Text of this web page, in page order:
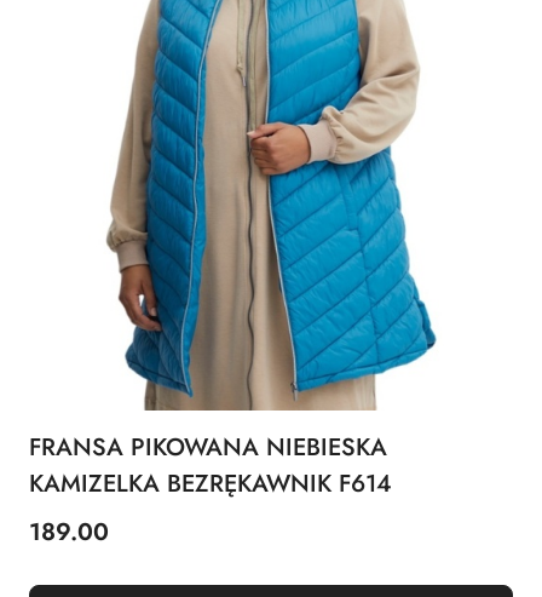
FRANSA PIKOWANA NIEBIESKA
KAMIZELKA BEZRĘKAWNIK F614
Cena:
189.00